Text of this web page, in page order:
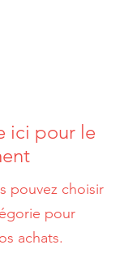
ici pour le
pouvez choisir
pour
achats.